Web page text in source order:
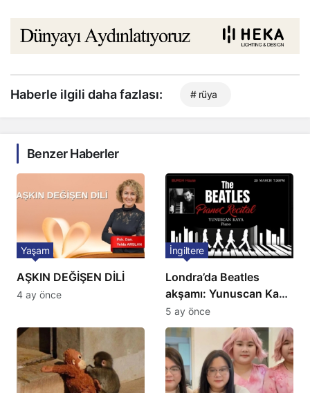
Haberle ilgili daha fazlası: # rüya
Benzer Haberler
AŞKIN DEĞİŞEN DİLİ
Yaşam
4 ay önce
Londra’da Beatles
akşamı: Yunuscan Kaya
klasik yorumuyla
sahnede
İngiltere
5 ay önce